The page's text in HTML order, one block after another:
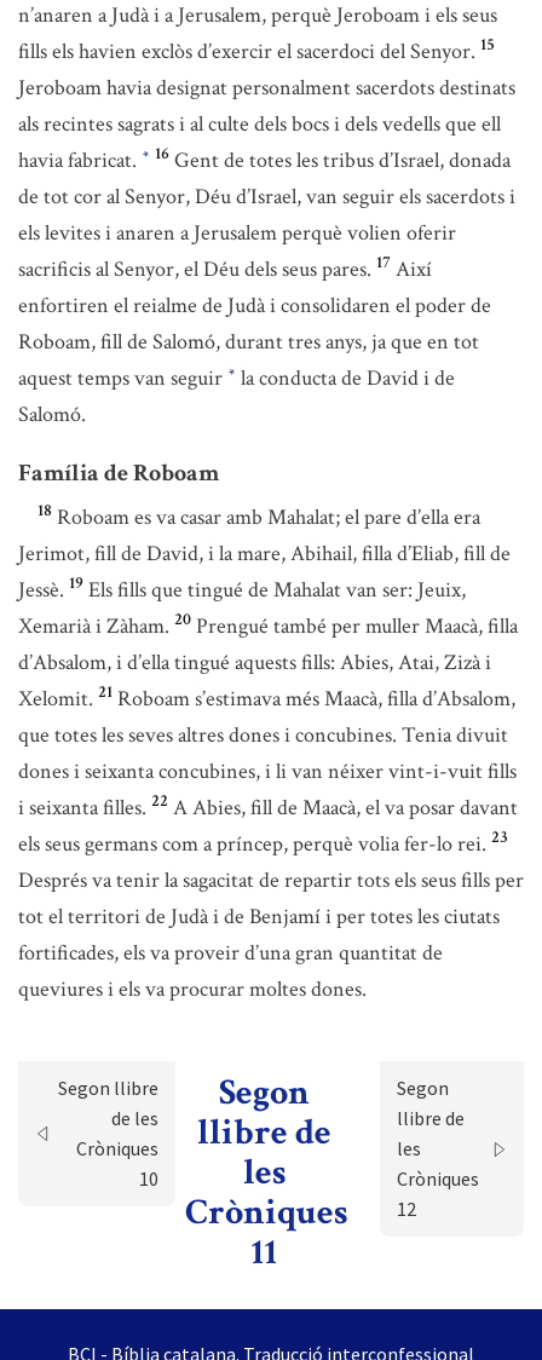
n’anaren a Judà i a Jerusalem, perquè Jeroboam i els seus
fills els havien exclòs d’exercir el sacerdoci del Senyor. 15
Jeroboam havia designat personalment sacerdots destinats
als recintes sagrats i al culte dels bocs i dels vedells que ell
havia fabricat. * 16 Gent de totes les tribus d’Israel, donada
de tot cor al Senyor, Déu d’Israel, van seguir els sacerdots i
els levites i anaren a Jerusalem perquè volien oferir
sacrificis al Senyor, el Déu dels seus pares. 17 Així
enfortiren el reialme de Judà i consolidaren el poder de
Roboam, fill de Salomó, durant tres anys, ja que en tot
aquest temps van seguir * la conducta de David i de
Salomó.
Família de Roboam
18 Roboam es va casar amb Mahalat; el pare d’ella era
Jerimot, fill de David, i la mare, Abihail, filla d’Eliab, fill de
Jessè. 19 Els fills que tingué de Mahalat van ser: Jeuix,
Xemarià i Zàham. 20 Prengué també per muller Maacà, filla
d’Absalom, i d’ella tingué aquests fills: Abies, Atai, Zizà i
Xelomit. 21 Roboam s’estimava més Maacà, filla d’Absalom,
que totes les seves altres dones i concubines. Tenia divuit
dones i seixanta concubines, i li van néixer vint-i-vuit fills
i seixanta filles. 22 A Abies, fill de Maacà, el va posar davant
els seus germans com a príncep, perquè volia fer-lo rei. 23
Després va tenir la sagacitat de repartir tots els seus fills per
tot el territori de Judà i de Benjamí i per totes les ciutats
fortificades, els va proveir d’una gran quantitat de
queviures i els va procurar moltes dones.
Segon llibre
de les
Cròniques
10
Segon
llibre de
les
Cròniques
11
Segon
llibre de
les
Cròniques
12
BCI - Bíblia catalana. Traducció interconfessional